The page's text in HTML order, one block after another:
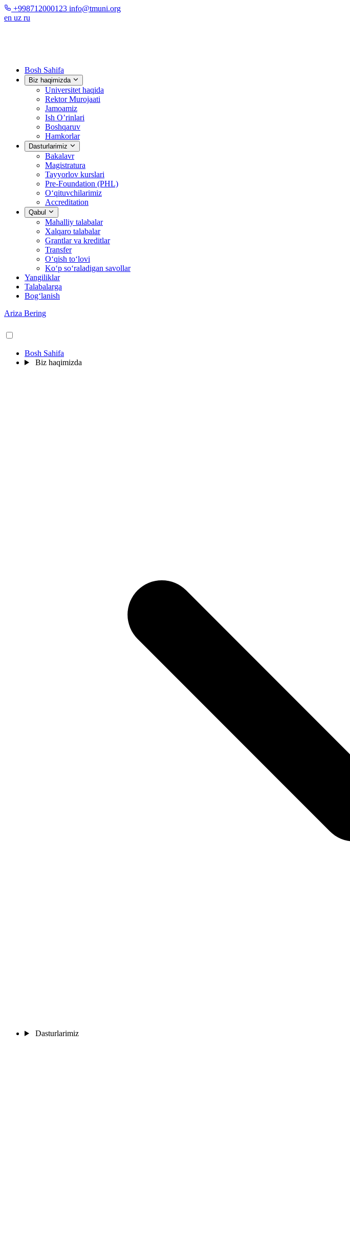
+998712000123 info@tmuni.org
en uz ru
Bosh Sahifa
Biz haqimizda
Universitet haqida
Rektor Murojaati
Jamoamiz
Ish O’rinlari
Boshqaruv
Hamkorlar
Dasturlarimiz
Bakalavr
Magistratura
Tayyorlov kurslari
Pre-Foundation (PHL)
O‘qituvchilarimiz
Accreditation
Qabul
Mahalliy talabalar
Xalqaro talabalar
Grantlar va kreditlar
Transfer
O‘qish to‘lovi
Ko‘p so‘raladigan savollar
Yangiliklar
Talabalarga
Bog‘lanish
Ariza Bering
Bosh Sahifa
Biz haqimizda
Dasturlarimiz